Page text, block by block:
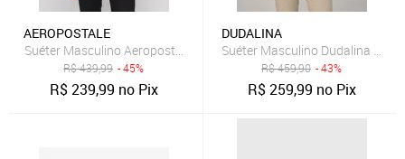
AEROPOSTALE
Suéter Masculino Aeropostale Gola Redonda Preto
R$439,99 - 45%
R$239,99 no Pix
DUDALINA
Suéter Masculino Dudalina
R$459,90 - 43%
R$259,99 no Pix